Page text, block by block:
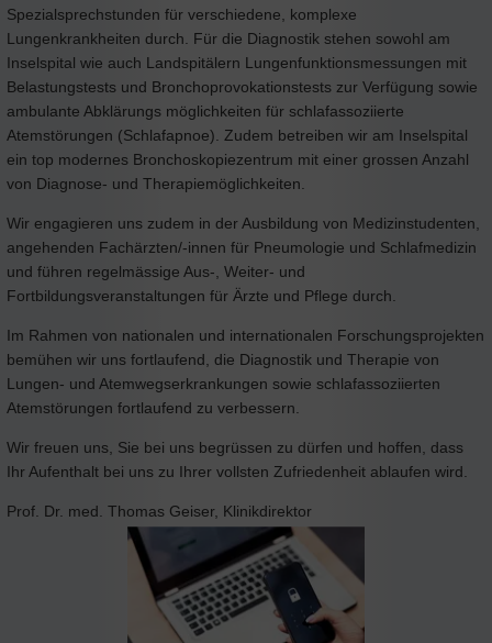
Spezialsprechstunden für verschiedene, komplexe
Lungenkrankheiten durch. Für die Diagnostik stehen sowohl am
Inselspital wie auch Landspitälern Lungenfunktionsmessungen mit
Belastungstests und Bronchoprovokationstests zur Verfügung sowie
ambulante Abklärungs möglichkeiten für schlafassoziierte
Atemstörungen (Schlafapnoe). Zudem betreiben wir am Inselspital
ein top modernes Bronchoskopiezentrum mit einer grossen Anzahl
von Diagnose- und Therapiemöglichkeiten.
Wir engagieren uns zudem in der Ausbildung von Medizinstudenten,
angehenden Fachärzten/-innen für Pneumologie und Schlafmedizin
und führen regelmässige Aus-, Weiter- und
Fortbildungsveranstaltungen für Ärzte und Pflege durch.
Im Rahmen von nationalen und internationalen Forschungsprojekten
bemühen wir uns fortlaufend, die Diagnostik und Therapie von
Lungen- und Atemwegserkrankungen sowie schlafassoziierten
Atemstörungen fortlaufend zu verbessern.
Wir freuen uns, Sie bei uns begrüssen zu dürfen und hoffen, dass
Ihr Aufenthalt bei uns zu Ihrer vollsten Zufriedenheit ablaufen wird.
Prof. Dr. med. Thomas Geiser, Klinikdirektor